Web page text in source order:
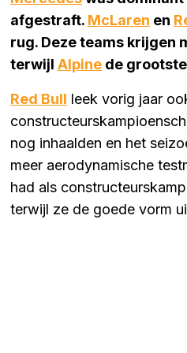
afgestraft. McLaren en
rug. Deze teams krijgen
terwijl Alpine de
Red Bull leek vorig jaar
nog inhaalden en het
meer aerodynamische
had als
terwijl ze de goede vorm